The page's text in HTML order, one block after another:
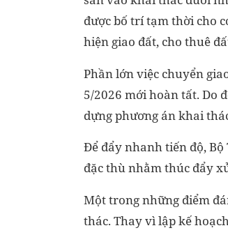
được bố trí tạm thời cho
hiện giao đất, cho thuê
Phần lớn việc chuyển
5/2026 mới hoàn tất. Do
dựng phương án khai
Để đẩy nhanh tiến độ,
đặc thù nhằm thúc đẩy
Một trong những điểm
thác. Thay vì lập kế